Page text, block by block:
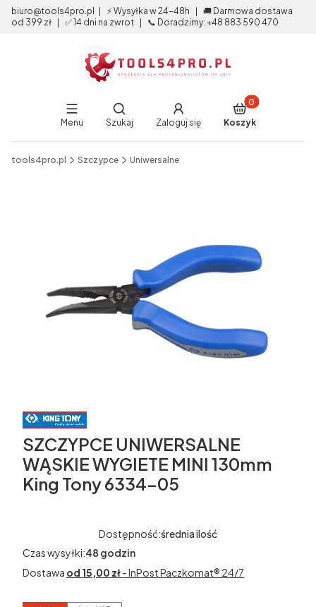
biuro@tools4pro.pl | ⚡ Wysyłka w 24-48h | 🚚 Darmowa dostawa
od 399 zł | ✅ 14 dni na zwrot | 📞 Doradzimy: +48 883 590 470
Menu
Otwórz wyszukiwarkę
Szukaj Zaloguj się
Produkty w
Koszyk
tools4pro.pl Szczypce Uniwersalne
SZCZYPCE UNIWERSALNE
WĄSKIE WYGIETE MINI 130mm
King Tony 6334-05
Dostępność:średnia ilość
Czas wysyłki:48 godzin
Dostawa od 15,00 zł- InPost Paczkomat® 24/7